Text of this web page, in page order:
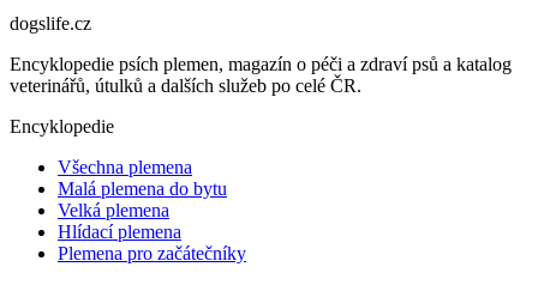
dogslife.cz
Encyklopedie psích plemen, magazín o péči a zdraví psů a katalog
veterinářů, útulků a dalších služeb po celé ČR.
Encyklopedie
Všechna plemena
Malá plemena do bytu
Velká plemena
Hlídací plemena
Plemena pro začátečníky